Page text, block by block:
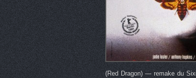
(Red Dragon) — remake du